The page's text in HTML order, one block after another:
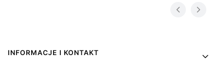
Linki w stopce
INFORMACJE I KONTAKT